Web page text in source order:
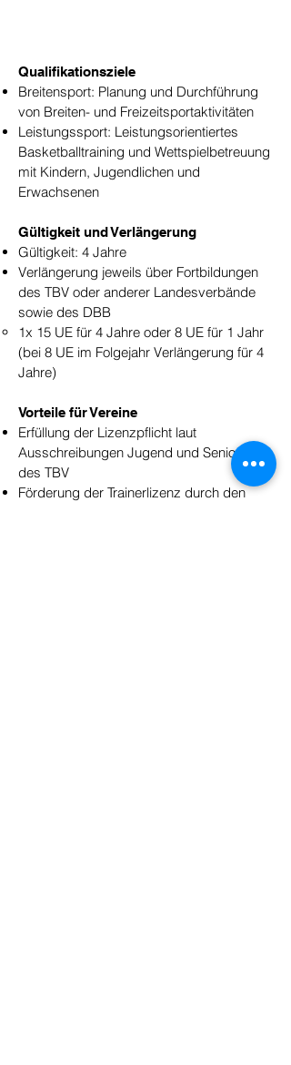
Qualifikationsziele
Breitensport: Planung und Durchführung
von Breiten- und Freizeitsportaktivitäten
Leistungssport: Leistungsorientiertes
Basketballtraining und Wettspielbetreuung
mit Kindern, Jugendlichen und
Erwachsenen
Gültigkeit und Verlängerung
Gültigkeit: 4 Jahre
Verlängerung jeweils über Fortbildungen
des TBV oder anderer Landesverbände
sowie des DBB
1x 15 UE für 4 Jahre oder 8 UE für 1 Jahr
(bei 8 UE im Folgejahr Verlängerung für 4
Jahre)
Vorteile für Vereine
Erfüllung der Lizenzpflicht laut
Ausschreibungen Jugend und Senioren
des TBV
Förderung der Trainerlizenz durch den